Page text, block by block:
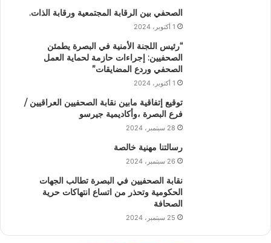
الصحفي بين الرقابة المجتمعية ورقابة الذات.
1 أكتوبر، 2024
“رئيس اللجنة الأمنية في البصرة يطمئن
الصحفيين: إجراءات حازمة لحماية العمل
الصحفي وردع المضايقات”
1 أكتوبر، 2024
توقيع إتفاقية مابين نقابة الصحفيين العراقيين /
فرع البصرة ،وأكاديمية جيرسو
28 سبتمبر، 2024
رسالتنا مهنية خالصة
26 سبتمبر، 2024
نقابة الصحفيين في البصرة تطالب الجهات
الحكومية وتحذر من اتساع انتهاكات حرية
الصحافة
25 سبتمبر، 2024